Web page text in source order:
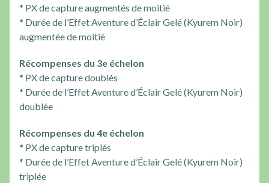
* PX de capture augmentés de moitié
* Durée de l’Effet Aventure d’Éclair Gelé (Kyurem Noir)
augmentée de moitié
Récompenses du 3e échelon
* PX de capture doublés
* Durée de l’Effet Aventure d’Éclair Gelé (Kyurem Noir)
doublée
Récompenses du 4e échelon
* PX de capture triplés
* Durée de l’Effet Aventure d’Éclair Gelé (Kyurem Noir)
triplée